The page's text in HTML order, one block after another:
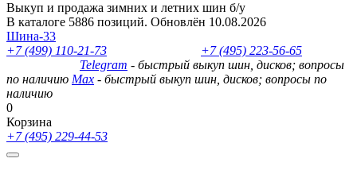
Выкуп и продажа зимних и летних шин б/у
В каталоге 5886 позиций. Обновлён 10.08.2026
Шина-33
+7 (499) 110-21-73
+7 (495) 223-56-65
Telegram - быстрый выкуп шин, дисков; вопросы
по наличию Max - быстрый выкуп шин, дисков; вопросы по
наличию
0
Корзина
+7 (495) 229-44-53